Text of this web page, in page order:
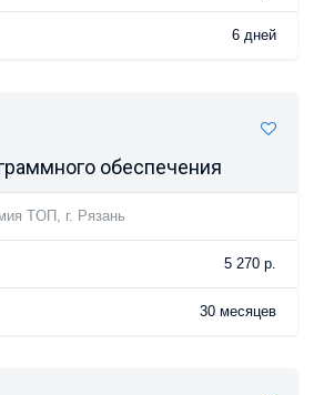
6 дней
обеспечения
TOП, г. Рязань
5 270 р.
30 месяцев